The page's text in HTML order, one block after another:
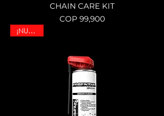
CHAIN CARE KIT
Price
COP 99,900
¡NUEVO!